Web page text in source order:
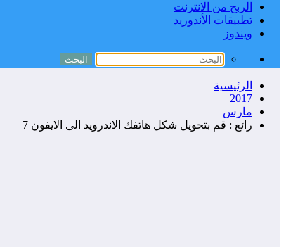
الربح من الانترنت
تطبيقات الأندوريد
ويندوز
الرئيسية
2017
مارس
رائع : قم بتحويل شكل هاتفك الاندرويد الى الايفون 7